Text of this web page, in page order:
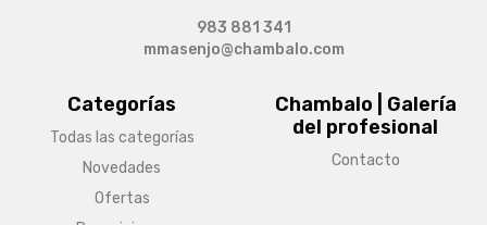
Categorías
Todas las categorías
Novedades
Ofertas
Chambalo | Galería
del profesional
Contacto
983 881 341
mmasenjo@chambalo.com